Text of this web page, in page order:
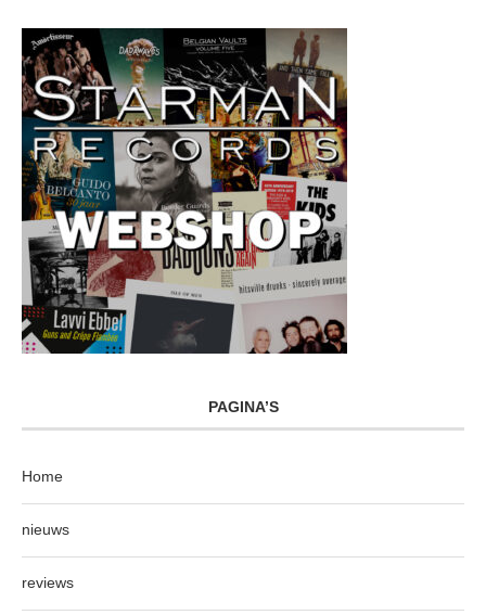
PAGINA’S
Home
nieuws
reviews